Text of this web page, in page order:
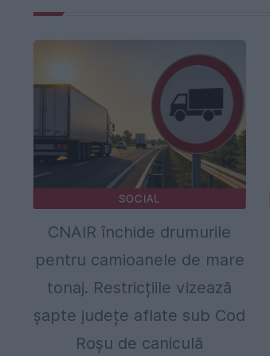
SOCIAL
CNAIR închide drumurile
pentru camioanele de mare
tonaj. Restricțiile vizează
șapte județe aflate sub Cod
Roșu de caniculă